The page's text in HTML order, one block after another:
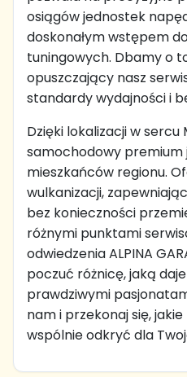
osiągów jednostek
doskonałym wstępem
tuningowych. Dbamy o
opuszczający nasz
standardy wydajności i
Dzięki lokalizacji w sercu
samochodowy premium
mieszkańców regionu.
wulkanizacji,
bez konieczności
różnymi punktami
odwiedzenia ALPINA
poczuć różnicę, jaką
prawdziwymi
nam i przekonaj się,
wspólnie odkryć dla